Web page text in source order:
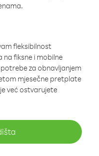
fleksibilnost
fiksne i mobilne
za obnavljanjem
mjesečne pretplate
već ostvarujete